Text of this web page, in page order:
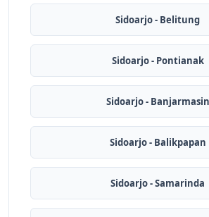
Sidoarjo - Belitung
Sidoarjo - Pontianak
Sidoarjo - Banjarmasin
Sidoarjo - Balikpapan
Sidoarjo - Samarinda